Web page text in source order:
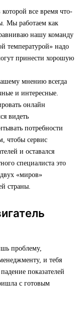
все время что-
Мы работаем как
нашу команду
температурой» надо
принести хорошую
мнению всегда
и интересные.
онлайн
видеть
потребности
чтобы сервис
и оставался
специалиста это
«миров»
страны.
проблему,
и тебя
показателей
с готовым